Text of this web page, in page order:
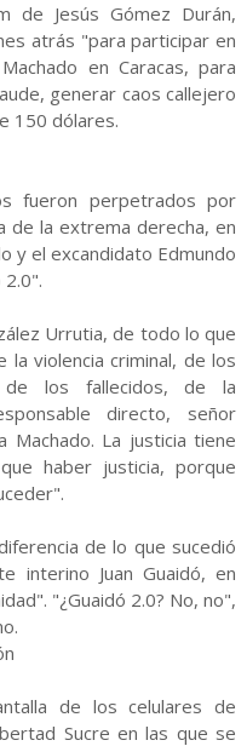
de Jesús Gómez Durán,
atrás "para participar en
en Caracas, para
generar caos callejero
150 dólares.
fueron perpetrados por
de la extrema derecha, en
y el excandidato Edmundo
2.0".
Urrutia, de todo lo que
la violencia criminal, de los
de los fallecidos, de la
directo, señor
Machado. La justicia tiene
haber justicia, porque
de lo que sucedió
interino Juan Guaidó, en
"¿Guaidó 2.0? No, no",
de los celulares de
Sucre en las que se